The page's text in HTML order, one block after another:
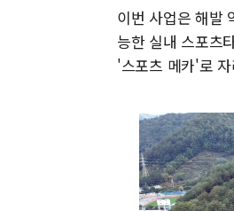
이번 사업은 해발
능한 실내 스포츠
'스포츠 메카'로